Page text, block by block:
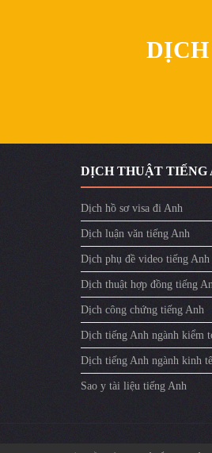
​DỊCH THUẬT TIẾNG
Dịch hồ sơ visa đi Anh
Dịch luận văn tiếng Anh
Dịch phụ đề video tiếng Anh
Dịch thuật hợp đồng tiếng
Dịch công chứng tiếng Anh
Dịch tiếng Anh ngành kiểm
Dịch tiếng Anh ngành kinh tế
Sao y tài liệu tiếng Anh